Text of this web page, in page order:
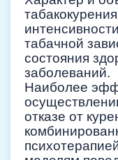
табачной
состояния
заболеваний.
Наиболее
отказе от